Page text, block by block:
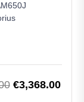
Original
€3,368.00